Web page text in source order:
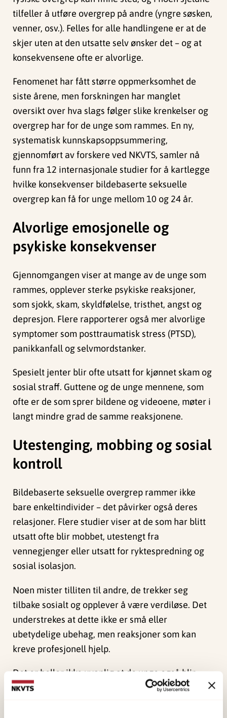
tilfeller å utføre overgrep på andre (yngre søsken,
venner, osv.). Felles for alle handlingene er at de
skjer uten at den utsatte selv ønsker det – og at
konsekvensene ofte er alvorlige.
Fenomenet har fått større oppmerksomhet de
siste årene, men forskningen har manglet
oversikt over hva slags følger slike krenkelser og
overgrep har for de unge som rammes. En ny,
systematisk kunnskapsoppsummering,
gjennomført av forskere ved NKVTS, samler nå
funn fra 12 internasjonale studier for å kartlegge
hvilke konsekvenser bildebaserte seksuelle
overgrep kan få for unge mellom 10 og 24 år.
Alvorlige emosjonelle og
psykiske konsekvenser
Gjennomgangen viser at mange av de unge som
rammes, opplever sterke psykiske reaksjoner,
som sjokk, skam, skyldfølelse, tristhet, angst og
depresjon. Flere rapporterer også mer alvorlige
symptomer som posttraumatisk stress (PTSD),
panikkanfall og selvmordstanker.
Spesielt jenter blir ofte utsatt for kjønnet skam og
sosial straff. Guttene og de unge mennene, som
ofte er de som sprer bildene og videoene, møter i
langt mindre grad de samme reaksjonene.
Utestenging, mobbing og sosial
kontroll
Bildebaserte seksuelle overgrep rammer ikke
bare enkeltindivider – det påvirker også deres
relasjoner. Flere studier viser at de som har blitt
utsatt ofte blir mobbet, utestengt fra
vennegjenger eller utsatt for ryktespredning og
sosial isolasjon.
Noen mister tilliten til andre, de trekker seg
tilbake sosialt og opplever å være verdiløse. Det
understrekes at dette ikke er små eller
ubetydelige ubehag, men reaksjoner som kan
kreve profesjonell hjelp.
Det er heller ikke uvanlig at de unge også blir
klandret av voksne eller lærere.